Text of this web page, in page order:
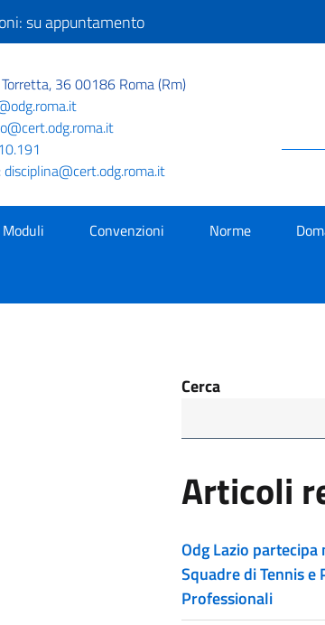
su appuntamento
36 00186 Roma (Rm)
disciplina@cert.odg.roma.it
Moduli Convenzioni Norme
Cerca
Articoli
Odg Lazio
Squadre di Tennis
Professionali